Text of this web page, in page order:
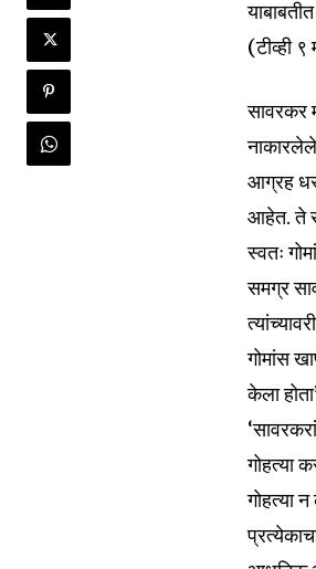
(टीव्ही
सावरकर
आग्रह
आहेत. ते
स्वतः
समग्र
गोमांस
केला
गोहत्या
गोहत्या